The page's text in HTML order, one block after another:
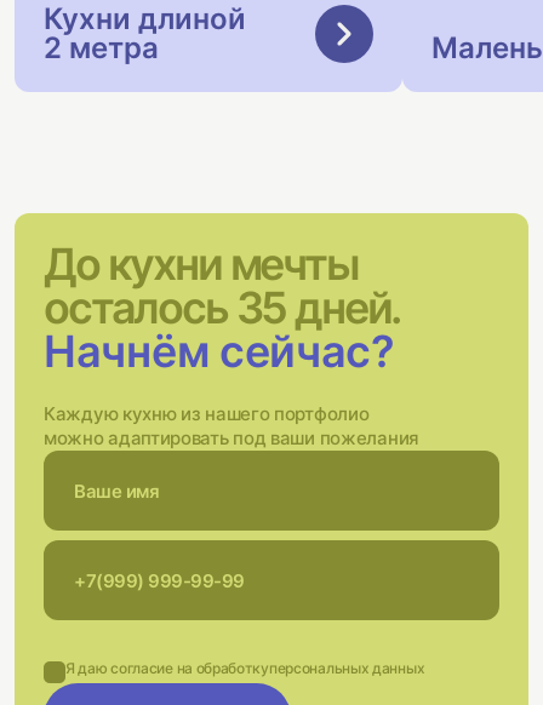
Кухни длиной
2 метра
До кухни мечты
осталось 35 дней.
Начнём сейчас?
Каждую кухню из нашего портфолио
можно адаптировать под ваши пожелания
Я даю согласие на обработкуперсональных данных